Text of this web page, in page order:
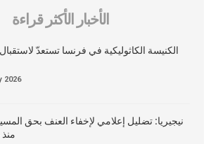
الأخبار الأكثر قراءة
الكنيسة الكاثوليكية في فرنسا تستعدّ لاستقبال
2026
نيجيريا: تضليل إعلامي لإخفاء العنف بحق